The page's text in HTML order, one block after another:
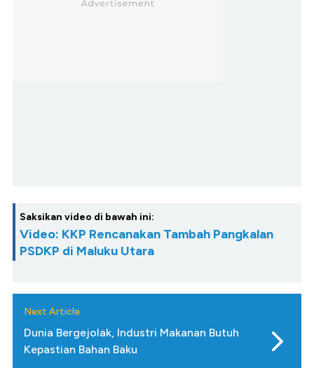
Saksikan video di bawah ini:
Video: KKP Rencanakan Tambah Pangkalan
PSDKP di Maluku Utara
Next Article
Dunia Bergejolak, Industri Makanan Butuh
Kepastian Bahan Baku